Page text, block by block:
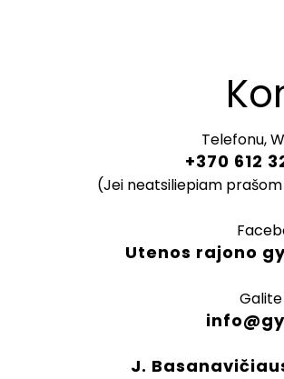
Telefonu,
+370 612
(Jei neatsiliepiam
Utenos rajono
J.